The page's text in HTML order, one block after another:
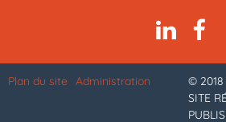
Plan du site Administration
©
SITE